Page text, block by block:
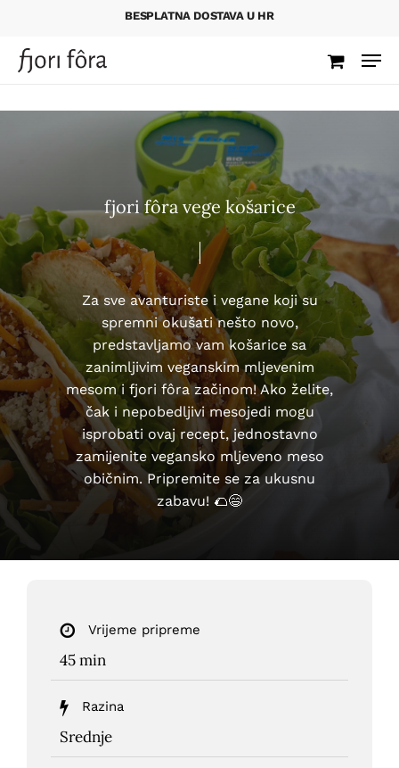
main
content
BESPLATNA DOSTAVA U HR
fjori fôra vege košarice
Za sve avanturiste i vegane koji su
spremni okušati nešto novo,
predstavljamo vam košarice sa
zanimljivim veganskim mljevenim
mesom i fjori fôra začinom! Ako želite,
čak i nepobedljivi mesojedi mogu
isprobati ovaj recept, jednostavno
zamijenite vegansko mljeveno meso
običnim. Pripremite se za ukusnu
zabavu! 🌮😄
Vrijeme pripreme
45 min
Razina
Srednje